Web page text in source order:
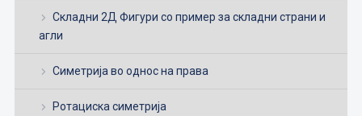
Складни 2Д Фигури со пример за складни страни и
агли
Симетрија во однос на права
Ротациска симетрија